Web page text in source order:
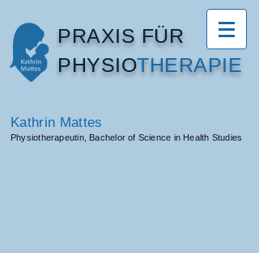
PRAXIS FÜR
PHYSIO​THERAPIE
Kathrin Mattes
Physiotherapeutin, Bachelor of Science in Health Studies